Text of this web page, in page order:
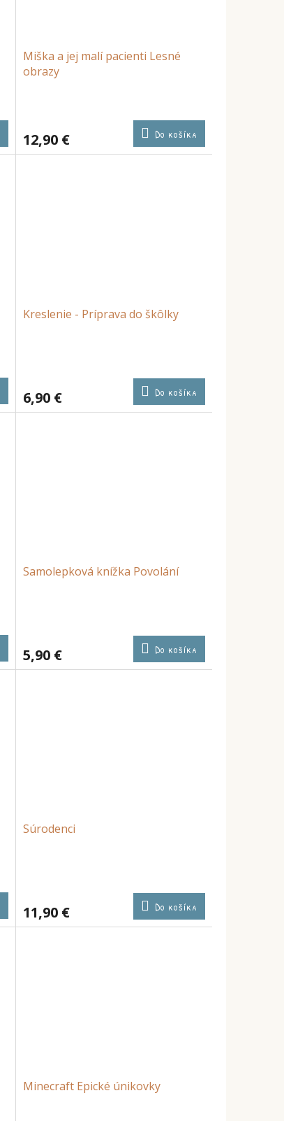
Miška a jej malí pacienti Lesné
obrazy
12,90 € Do košíka
Kreslenie - Príprava do škôlky
6,90 € Do košíka
Samolepková knížka Povolání
5,90 € Do košíka
Súrodenci
11,90 € Do košíka
Minecraft Epické únikovky